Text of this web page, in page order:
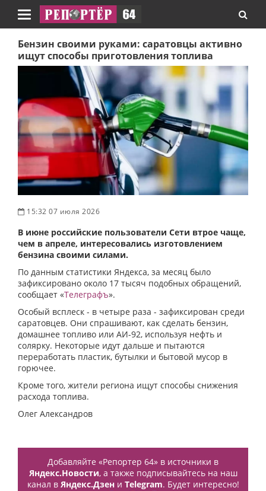
Навигация
Бензин своими руками: саратовцы активно
ищут способы приготовления топлива
15:32 07 июля 2026
В июне российские пользователи Сети втрое чаще,
чем в апреле, интересовались изготовлением
бензина своими силами.
По данным статистики Яндекса, за месяц было
зафиксировано около 17 тысяч подобных обращений,
сообщает «Телеграфъ».
Особый всплеск - в четыре раза - зафиксирован среди
саратовцев. Они спрашивают, как сделать бензин,
домашнее топливо или АИ-92, используя нефть и
солярку. Некоторые идут дальше и пытаются
переработать пластик, бутылки и бытовой мусор в
горючее.
Кроме того, жители региона ищут способы снижения
расхода топлива.
Олег Александров
Добавляйте «Репортер 64» в источники в
Яндекс.Новости, а также подписывайтесь на наш
канал в Яндекс.Дзени Telegram. Будет интересно!